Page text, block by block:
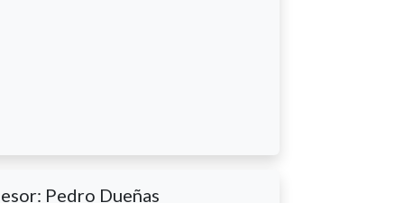
Pedro Dueñas